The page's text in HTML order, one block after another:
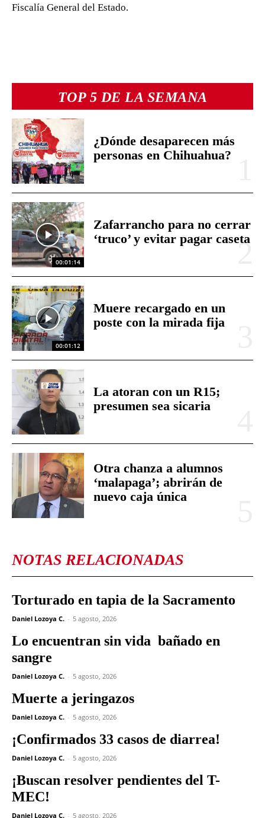
TOP 5 DE LA SEMANA
¿Dónde desaparecen más
personas en Chihuahua?
00:01:14
Zafarrancho para no cerrar
‘truco’ y evitar pagar caseta
00:01:12
Muere recargado en un
poste con la mirada fija
La atoran con un R15;
presumen sea sicaria
Otra chanza a alumnos
‘malapaga’; abrirán de
nuevo caja única
NOTAS RELACIONADAS
Torturado en tapia de la Sacramento
Daniel Lozoya C. - 5 agosto, 2026
Lo encuentran sin vida bañado en
sangre
Daniel Lozoya C. - 5 agosto, 2026
Muerte a jeringazos
Daniel Lozoya C. - 5 agosto, 2026
¡Confirmados 33 casos de diarrea!
Daniel Lozoya C. - 5 agosto, 2026
¡Buscan resolver pendientes del T-
MEC!
Daniel Lozoya C. - 5 agosto, 2026
Fiscalía General del Estado.